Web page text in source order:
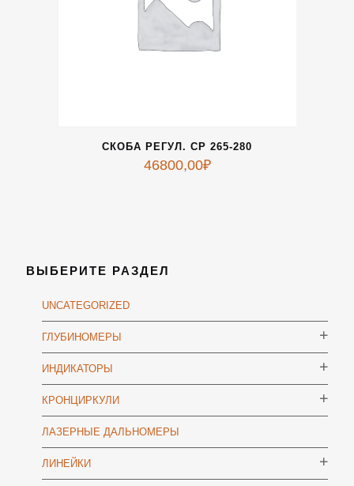
СКОБА РЕГУЛ. СР 265-280
46800,00₽
ВЫБЕРИТЕ РАЗДЕЛ
UNCATEGORIZED
ГЛУБИНОМЕРЫ
ИНДИКАТОРЫ
КРОНЦИРКУЛИ
ЛАЗЕРНЫЕ ДАЛЬНОМЕРЫ
ЛИНЕЙКИ